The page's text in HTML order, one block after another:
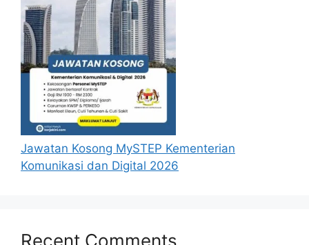
adalah sahih dan diolah dari sumber rasmi
kerajaan dan sumber yang dipercayai
untuk memudahkan proses permohonan.
Jawatan Kosong MySTEP Kementerian
Komunikasi dan Digital 2026
Recent Comments